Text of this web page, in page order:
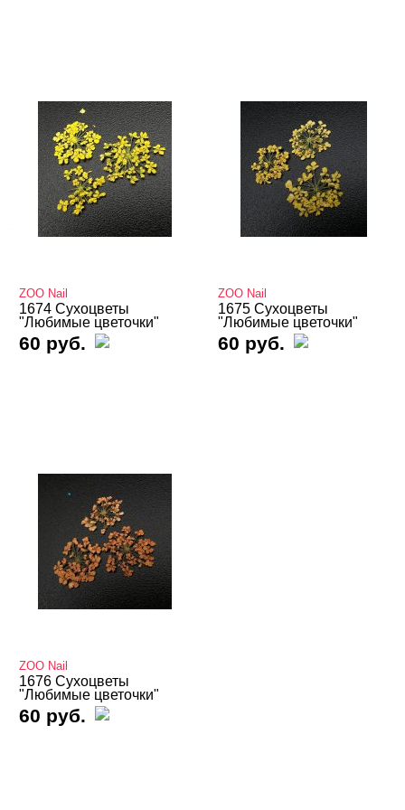
БРЕНДЫ Cвернуть
ZOO Nail
ZOO Nail
1674 Сухоцветы
"Любимые цветочки"
60 руб.
ZOO Nail
1675 Сухоцветы
"Любимые цветочки"
60 руб.
ZOO Nail
1676 Сухоцветы
"Любимые цветочки"
60 руб.